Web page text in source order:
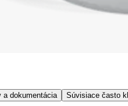
a dokumentácia Súvisiace často